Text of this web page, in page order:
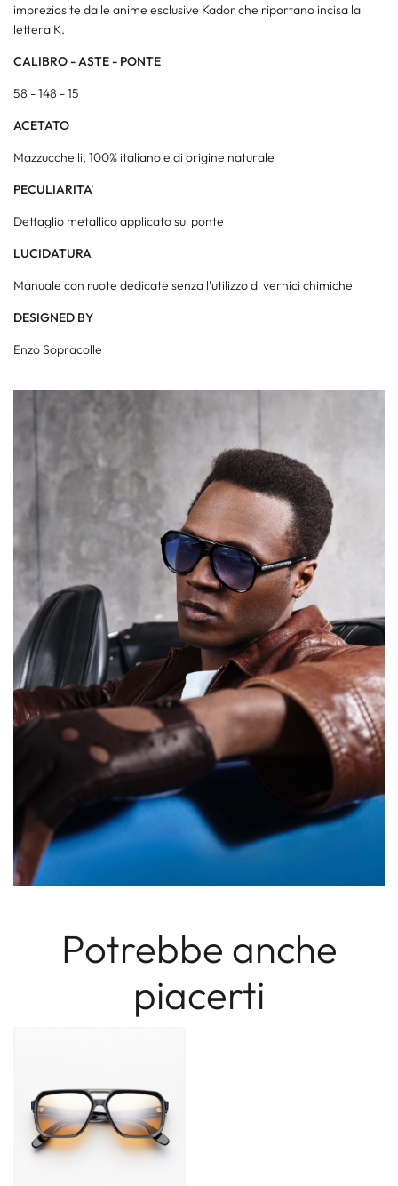
impreziosite dalle anime esclusive Kador che riportano incisa la
lettera K.
CALIBRO - ASTE - PONTE
58 - 148 - 15
ACETATO
Mazzucchelli, 100% italiano e di origine naturale
PECULIARITA'
Dettaglio metallico applicato sul ponte
LUCIDATURA
Manuale con ruote dedicate senza l'utilizzo di vernici chimiche
DESIGNED BY
Enzo Sopracolle
Potrebbe anche
piacerti